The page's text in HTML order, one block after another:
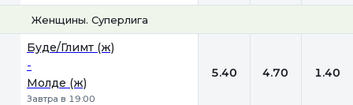
Женщины. Суперлига
Буде/Глимт (ж)
-
Молде (ж)
Завтра в 19:00
5.40 4.70 1.40